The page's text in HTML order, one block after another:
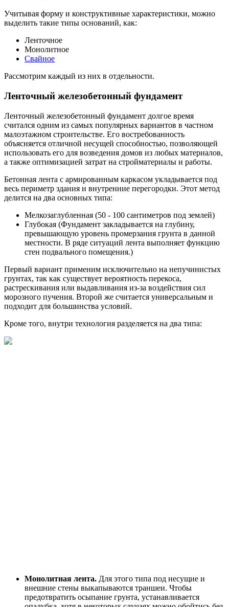
Учитывая форму и конструктивные характеристики, можно
выделить такие типы оснований, как:
Ленточное
Монолитное
Свайное
Рассмотрим каждый из них в отдельности.
Ленточный железобетонный фундамент
Ленточный железобетонный фундамент долгое время
считался одним из самых популярных вариантов в частном
малоэтажном строительстве. Его востребованность
объясняется отличной несущей способностью, позволяющей
использовать его для возведения домов из любых материалов,
а также оптимизацией затрат на стройматериалы и работы.
Бетонная лента с армированным каркасом укладывается под
весь периметр здания и внутренние перегородки. Этот метод
делится на два основных типа:
Мелкозаглубленная (50 - 100 сантиметров под землей)
Глубокая (Фундамент закладывается на глубину,
превышающую уровень промерзания грунта в данной
местности. В ряде ситуаций лента выполняет функцию
стен подвального помещения.)
Первый вариант применим исключительно на непучинистых
грунтах, так как существует вероятность перекоса,
растрескивания или выдавливания из-за воздействия сил
морозного пучения. Второй же считается универсальным и
подходит для большинства условий.
Кроме того, внутри технология разделяется на два типа:
Монолитная лента. Для этого типа под несущие и
внешние стены выкапываются траншеи. Чтобы
предотвратить осыпание грунта, устанавливается